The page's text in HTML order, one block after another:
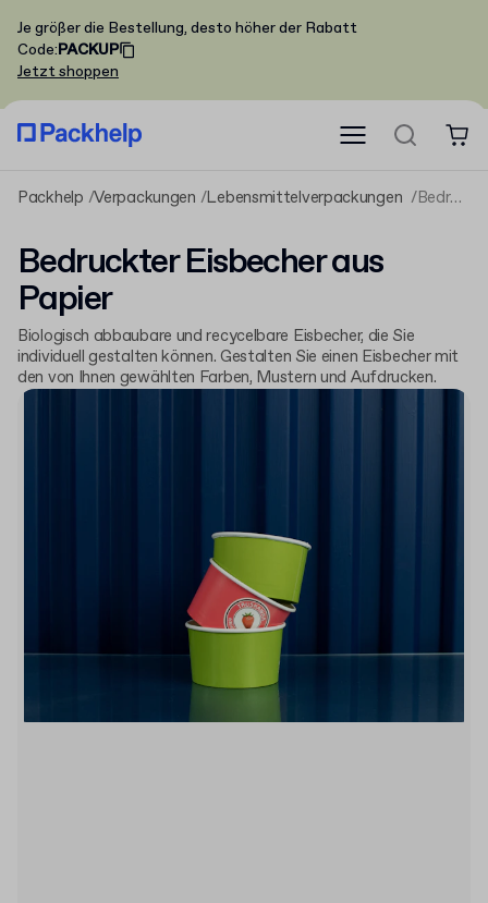
Je größer die Bestellung, desto höher der Rabatt
Code:PACKUP
Jetzt shoppen
Packhelp Verpackungen Lebensmittelverpackungen Bedruckter Eisbecher aus Papier
Bedruckter Eisbecher aus
Papier
Biologisch abbaubare und recycelbare Eisbecher, die Sie
individuell gestalten können. Gestalten Sie einen Eisbecher mit
den von Ihnen gewählten Farben, Mustern und Aufdrucken.